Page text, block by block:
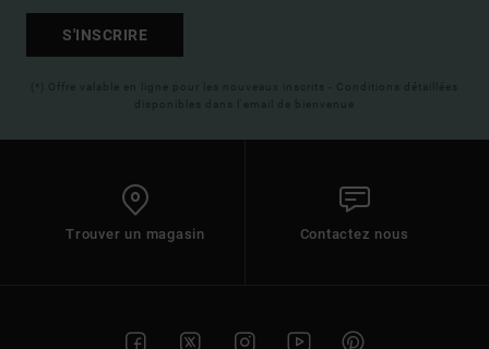
S'INSCRIRE
(*) Offre valable en ligne pour les nouveaux inscrits - Conditions détaillées
disponibles dans l'email de bienvenue
Trouver un magasin Contactez nous